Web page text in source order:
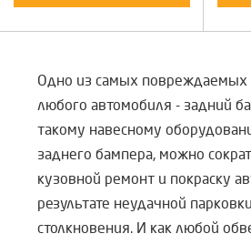
Одно из самых повреждаемых
любого автомобиля - задний
такому навесному
заднего бампера, можно
кузовной ремонт и покраску
результате неудачной
столкновения. И как любой